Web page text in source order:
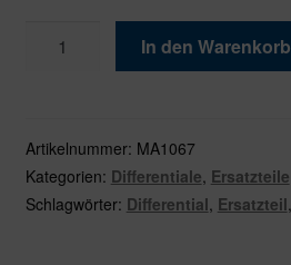
Service
Volvo
Menge
In den Warenkorb
Artikelnummer: MA1067
Kategorien: Differentiale, Ersatzteile
Schlagwörter: Differential, Ersatzteil,